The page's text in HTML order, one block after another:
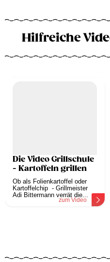
Hilfreiche
Die Video Grillschule
- Kartoffeln grillen
Ob als Folienkartoffel oder
Kartoffelchip - Grillmeister
Adi Bittermann verrät die...
zum Video